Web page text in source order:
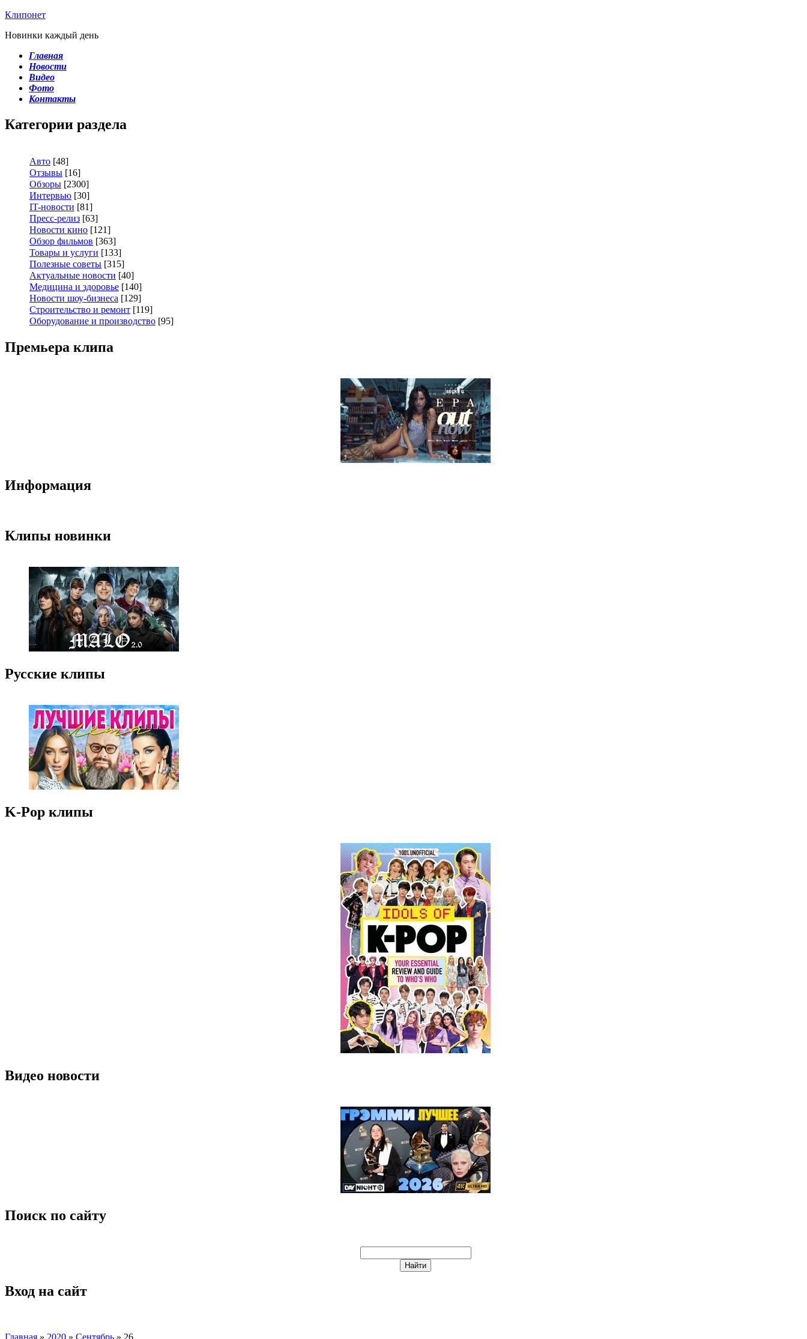
Клипонет
Новинки каждый день
Главная
Новости
Видео
Фото
Контакты
Категории раздела
Авто [48]
Отзывы [16]
Обзоры [2300]
Интервью [30]
IT-новости [81]
Пресс-релиз [63]
Новости кино [121]
Обзор фильмов [363]
Товары и услуги [133]
Полезные советы [315]
Актуальные новости [40]
Медицина и здоровье [140]
Новости шоу-бизнеса [129]
Строительство и ремонт [119]
Оборудование и производство [95]
Премьера клипа
Информация
Клипы новинки
Русские клипы
K-Pop клипы
Видео новости
Поиск по сайту
Вход на сайт